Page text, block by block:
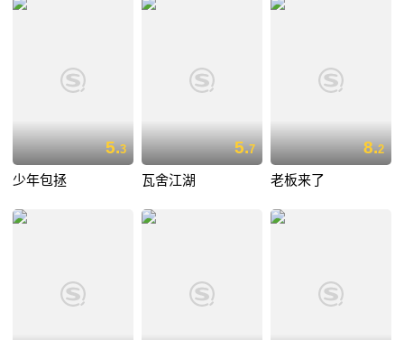
5.3
少年包拯
5.7
瓦舍江湖
8.2
老板来了